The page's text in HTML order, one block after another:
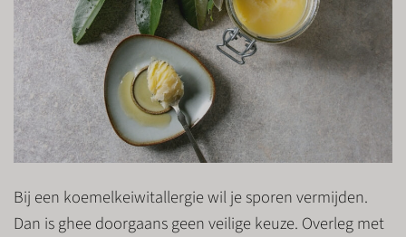
Bij een koemelkeiwitallergie wil je sporen vermijden.
Dan is ghee doorgaans geen veilige keuze. Overleg met